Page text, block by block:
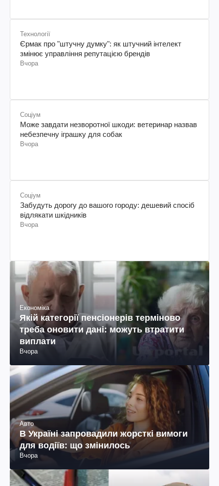
Технології
Єрмак про "штучну думку": як штучний інтелект
змінює управління репутацією брендів
Вчора
Соціум
Може завдати незворотної шкоди: ветеринар назвав
небезпечну іграшку для собак
Вчора
Соціум
Забудуть дорогу до вашого городу: дешевий спосіб
відлякати шкідників
Вчора
Економіка
Якій категорії пенсіонерів терміново
треба оновити дані: можуть втратити
виплати
Вчора
Авто
В Україні запровадили жорсткі вимоги
для водіїв: що змінилось
Вчора